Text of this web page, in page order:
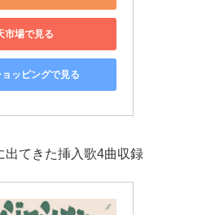
市場で見る
ッピングで見る
出てきた挿入歌4曲収録